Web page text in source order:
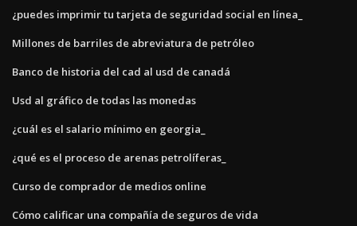
¿puedes imprimir tu tarjeta de seguridad social en línea_
Millones de barriles de abreviatura de petróleo
Banco de historia del cad al usd de canadá
Usd al gráfico de todas las monedas
¿cuál es el salario mínimo en georgia_
¿qué es el proceso de arenas petrolíferas_
Curso de comprador de medios online
Cómo calificar una compañía de seguros de vida